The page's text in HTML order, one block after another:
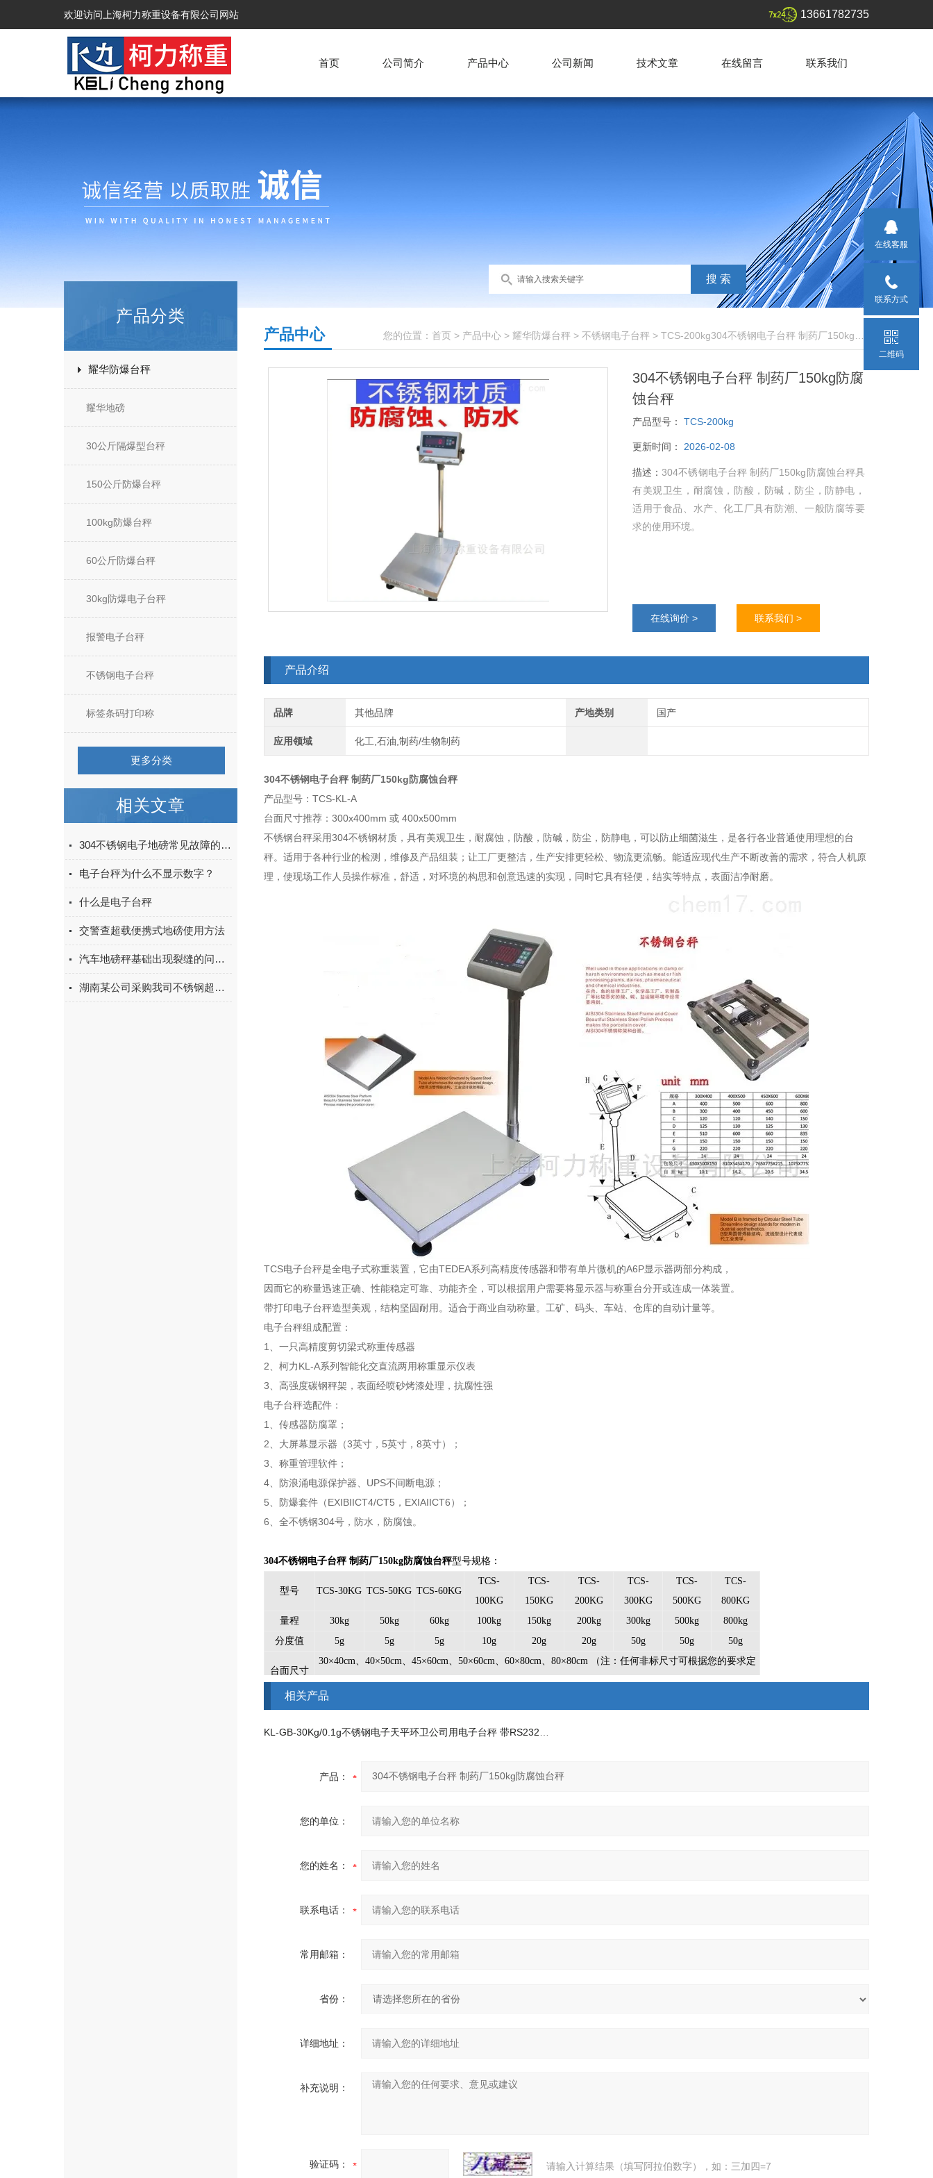
欢迎访问上海柯力称重设备有限公司网站 13661782735
首页 公司简介 产品中心 公司新闻 技术文章 在线留言 联系我们
产品分类
耀华防爆台秤
耀华地磅
30公斤隔爆型台秤
150公斤防爆台秤
100kg防爆台秤
60公斤防爆台秤
30kg防爆电子台秤
报警电子台秤
不锈钢电子台秤
标签条码打印称
更多分类
相关文章
304不锈钢电子地磅常见故障的解决办法
电子台秤为什么不显示数字？
什么是电子台秤
交警查超载便携式地磅使用方法
汽车地磅秤基础出现裂缝的问题如何预防？
湖南某公司采购我司不锈钢超低电子地磅
您的位置： 首页 > 产品中心 > 耀华防爆台秤 > 不锈钢电子台秤 > TCS-200kg304不锈钢电子台秤 制药厂150kg防腐蚀台秤
产品中心
304不锈钢电子台秤 制药厂150kg防腐
蚀台秤
产品型号： TCS-200kg
更新时间： 2026-02-08
描述：304不锈钢电子台秤 制药厂150kg防腐蚀台秤具
有美观卫生，耐腐蚀，防酸，防碱，防尘，防静电，
适用于食品、水产、化工厂具有防潮、一般防腐等要
求的使用环境。
在线询价 > 联系我们 >
产品介绍
品牌 其他品牌 产地类别 国产
应用领域 化工,石油,制药/生物制药
304不锈钢电子台秤 制药厂150kg防腐蚀台秤
产品型号：TCS-KL-A
台面尺寸推荐：300x400mm 或 400x500mm
不锈钢台秤采用304不锈钢材质，具有美观卫生，耐腐蚀，防酸，防碱，防尘，防静电，可以防止细菌滋生，是各行各业普通使用理想的台
秤。适用于各种行业的检测，维修及产品组装；让工厂更整洁，生产安排更轻松、物流更流畅。能适应现代生产不断改善的需求，符合人机原
理，使现场工作人员操作标准，舒适，对环境的构思和创意迅速的实现，同时它具有轻便，结实等特点，表面洁净耐磨。
TCS电子台秤是全电子式称重装置，它由TEDEA系列高精度传感器和带有单片微机的A6P显示器两部分构成，
因而它的称量迅速正确、性能稳定可靠、功能齐全，可以根据用户需要将显示器与称重台分开或连成一体装置。
带打印电子台秤造型美观，结构坚固耐用。适合于商业自动称量。工矿、码头、车站、仓库的自动计量等。
电子台秤组成配置：
1、一只高精度剪切梁式称重传感器
2、柯力KL-A系列智能化交直流两用称重显示仪表
3、高强度碳钢秤架，表面经喷砂烤漆处理，抗腐性强
电子台秤选配件：
1、传感器防腐罩；
2、大屏幕显示器（3英寸，5英寸，8英寸）；
3、称重管理软件；
4、防浪涌电源保护器、UPS不间断电源；
5、防爆套件（EXIBIICT4/CT5，EXIAIICT6）；
6、全不锈钢304号，防水，防腐蚀。
304不锈钢电子台秤 制药厂150kg防腐蚀台秤型号规格：
型号 TCS-30KG TCS-50KG TCS-60KG
TCS-
100KG
TCS-
150KG
TCS-
200KG
TCS-
300KG
TCS-
500KG
TCS-
800KG
量程
30kg 50kg 60kg 100kg 150kg 200kg 300kg 500kg
800kg
分度值
5g 5g 5g 10g 20g 20g 50g 50g 50g
台面尺寸
30×40cm、40×50cm、45×60cm、50×60cm、60×80cm、80×80cm （注：任何非标尺寸可根据您的要求定
制）
相关产品
KL-GB-30Kg/0.1g不锈钢电子天平
产品：
您的单位：
您的姓名：
联系电话：
常用邮箱：
省份：
详细地址：
补充说明：
验证码： 请输入计算结果（填写阿拉伯数字），如：三加四=7
在线客服
联系方式
二维码